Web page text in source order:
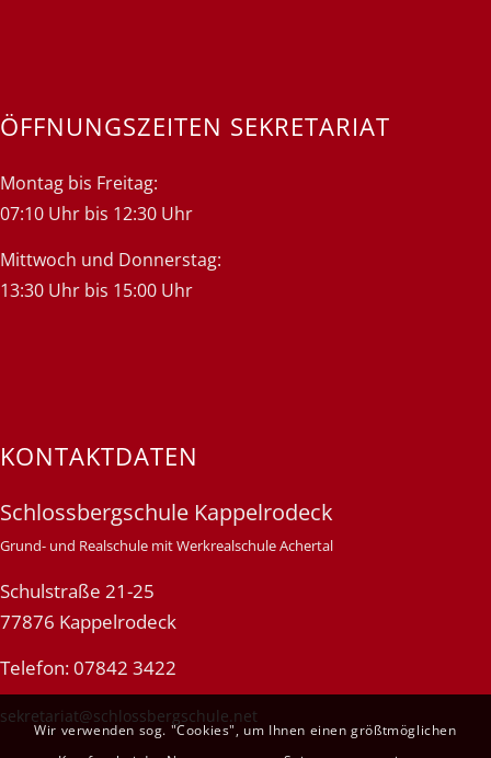
ÖFFNUNGSZEITEN SEKRETARIAT
Montag bis Freitag:
07:10 Uhr bis 12:30 Uhr
Mittwoch und Donnerstag:
13:30 Uhr bis 15:00 Uhr
KONTAKTDATEN
Schlossbergschule Kappelrodeck
Grund- und Realschule mit Werkrealschule Achertal
Schulstraße 21-25
77876 Kappelrodeck
Telefon: 07842 3422
sekretariat@schlossbergschule.net
Wir verwenden sog. "Cookies", um Ihnen einen größtmöglichen